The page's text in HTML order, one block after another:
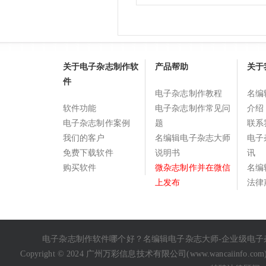
关于电子杂志制作软
件
软件功能
电子杂志制作案例
我们的客户
免费下载软件
购买软件
产品帮助
电子杂志制作教程
电子杂志制作常见问
题
名编辑电子杂志大师
说明书
微杂志制作并在微信
上发布
关于
名编
介绍
联系
电子
讯
名编
法律
电子杂志制作软件哪个好？名编辑电子杂志大师-企业级电子
Copyright © 2024 广州万彩信息技术有限公司(www.wancaiinfo.com